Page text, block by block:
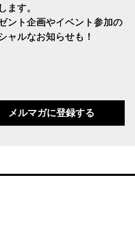
ます。
ント企画やイベント参加の
ャルなお知らせも！
メルマガに登録する